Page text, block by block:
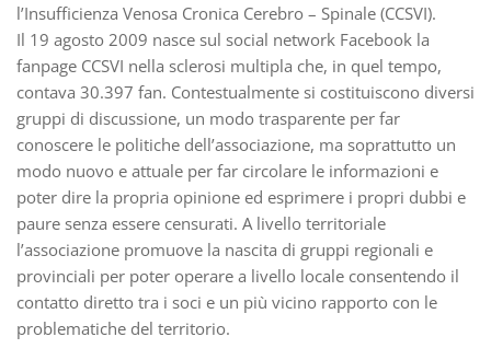
l’Insufficienza Venosa Cronica Cerebro – Spinale (CCSVI).
Il 19 agosto 2009 nasce sul social network Facebook la
fanpage CCSVI nella sclerosi multipla che, in quel tempo,
contava 30.397 fan. Contestualmente si costituiscono diversi
gruppi di discussione, un modo trasparente per far
conoscere le politiche dell’associazione, ma soprattutto un
modo nuovo e attuale per far circolare le informazioni e
poter dire la propria opinione ed esprimere i propri dubbi e
paure senza essere censurati. A livello territoriale
l’associazione promuove la nascita di gruppi regionali e
provinciali per poter operare a livello locale consentendo il
contatto diretto tra i soci e un più vicino rapporto con le
problematiche del territorio.